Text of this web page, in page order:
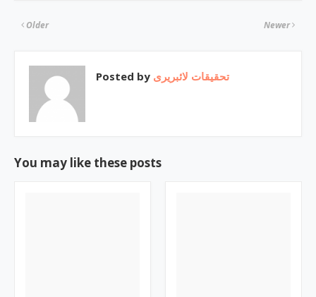
Newer
Older
Posted by تحقیقات لائبریری
You may like these posts